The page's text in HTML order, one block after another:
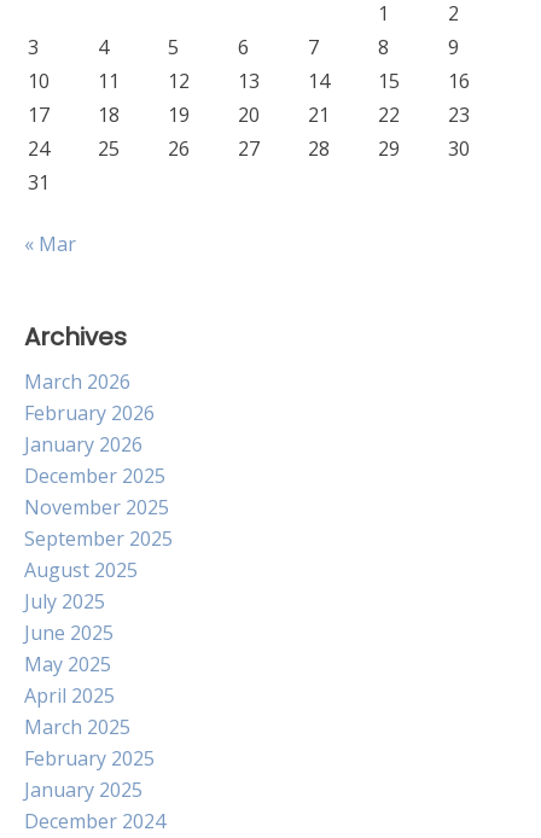
1
2
3
4 5 6 7 8
9
10
11 12 13 14 15
16
17
18 19 20 21 22
23
24
25 26 27 28 29
30
31
« Mar
Archives
March 2026
February 2026
January 2026
December 2025
November 2025
September 2025
August 2025
July 2025
June 2025
May 2025
April 2025
March 2025
February 2025
January 2025
December 2024